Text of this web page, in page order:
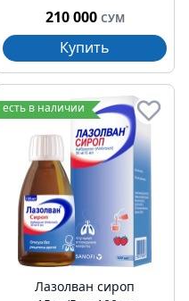
210 000 СУМ
Купить
есть в наличии
Лазолван сироп